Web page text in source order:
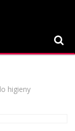
higieny